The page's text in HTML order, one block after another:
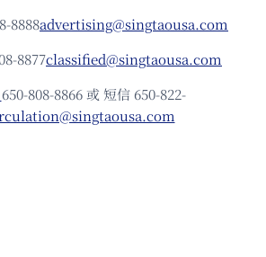
8888advertising@singtaousa.com
8877classified@singtaousa.com
650-808-8866 或 短信 650-822-